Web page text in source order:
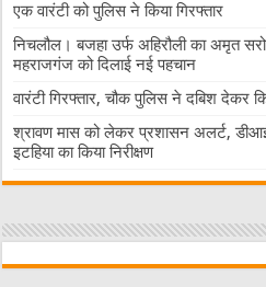
एक वारंटी को पुलिस ने किया गिरफ्तार
निचलौल। बजहा उर्फ अहिरौली का अमृत
महराजगंज को दिलाई नई पहचान
वारंटी गिरफ्तार, चौक पुलिस ने दबिश देकर
श्रावण मास को लेकर प्रशासन अलर्ट,
इटहिया का किया निरीक्षण